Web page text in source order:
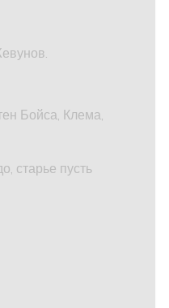
Бойса, Клема,
старье пусть